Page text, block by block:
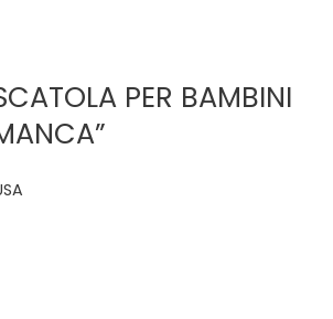
PER BAMBINI